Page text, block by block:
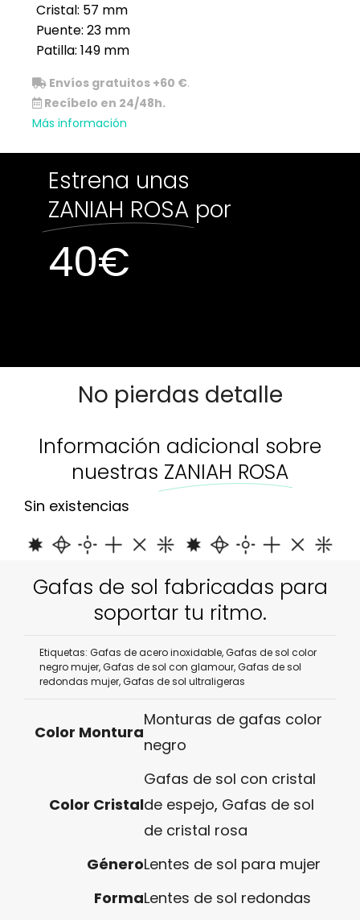
Cristal: 57 mm
Puente: 23 mm
Patilla: 149 mm
Envíos gratuitos +60 €.
Recíbelo en 24/48h.
Más información
Estrena unas
ZANIAH ROSA por
40€
No pierdas detalle
Información adicional sobre
nuestras ZANIAH ROSA
Sin existencias
Gafas de sol fabricadas para
soportar tu ritmo.
Etiquetas:Gafas de acero inoxidable,Gafas de sol color
negro mujer,Gafas de sol con glamour,Gafas de sol
redondas mujer,Gafas de sol ultraligeras
Color Montura
Monturas de gafas color
negro
Color Cristal
Gafas de sol con cristal
de espejo, Gafas de sol
de cristal rosa
GéneroLentes de sol para mujer
FormaLentes de sol redondas